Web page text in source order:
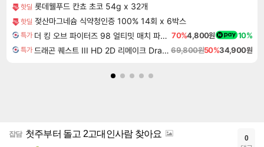
핫딜 롯데웰푸드 칸쵸 초코 54g x 32개
핫딜 젖산마그네슘 식약청인증 100% 14회 x 6박스
특가 더 킹 오브 파이터즈 98 얼티밋 매치 파이널 에디션 THE KING OF FIGHTERS 98 ULTIMATE MATCH FINAL EDITION 70%4,800원 10%
특가 드래곤 퀘스트 III HD 2D 리메이크 Dragon Quest III HD 2D Remake 69,800원50%34,900원
잡담 첫주부터 돌고 2고대인사람 찾아요 0